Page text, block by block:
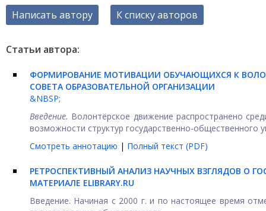
Написать автору К списку авторов
Статьи автора:
ФОРМИРОВАНИЕ МОТИВАЦИИ ОБУЧАЮЩИХСЯ К
СОВЕТА ОБРАЗОВАТЕЛЬНОЙ ОРГАНИЗАЦИИ
&NBSP;
Введение. Волонтёрское движение распространено
возможности структур государственно-общественного
Смотреть аннотацию | Полный текст (PDF)
РЕТРОСПЕКТИВНЫЙ АНАЛИЗ НАУЧНЫХ ВЗГЛЯДОВ О
МАТЕРИАЛЕ ELIBRARY.RU
Введение. Начиная с 2000 г. и по настоящее время